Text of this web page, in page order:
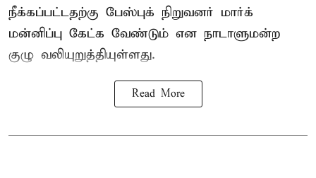
நீக்கப்பட்டதற்கு பேஸ்புக் நிறுவனர் மார்க்
மன்னிப்பு கேட்க வேண்டும் என நாடாளுமன்ற
குழு வலியுறுத்தியுள்ளது.
Read More